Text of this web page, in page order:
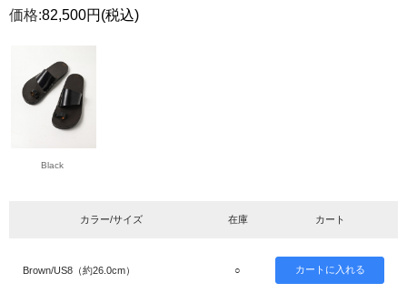
価格:82,500円 (税込)
Black
カラー/サイズ 在庫 カート
Brown/US8（約26.0cm） ○